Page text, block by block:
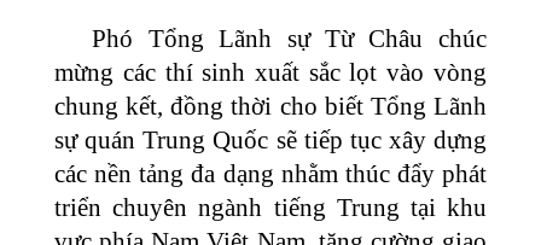
Phó Tổng Lãnh sự Từ Châu chúc
mừng các thí sinh xuất sắc lọt vào vòng
chung kết, đồng thời cho biết Tổng Lãnh
sự quán Trung Quốc sẽ tiếp tục xây dựng
các nền tảng đa dạng nhằm thúc đẩy phát
triển chuyên ngành tiếng Trung tại khu